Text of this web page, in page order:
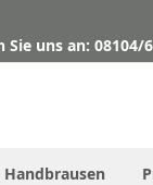
Sie uns an: 08104/
Handbrausen